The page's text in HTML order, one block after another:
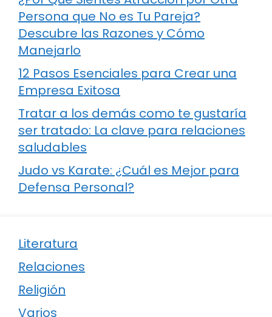
Persona que No es Tu Pareja?
Descubre las Razones y Cómo
Manejarlo
12 Pasos Esenciales para Crear una
Empresa Exitosa
Tratar a los demás como te gustaría
ser tratado: La clave para relaciones
saludables
Judo vs Karate: ¿Cuál es Mejor para
Defensa Personal?
Literatura
Relaciones
Religión
Varios